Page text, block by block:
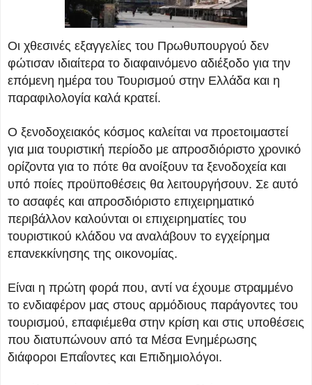
Οι χθεσινές εξαγγελίες του Πρωθυπουργού δεν
φώτισαν ιδιαίτερα το διαφαινόμενο αδιέξοδο για την
επόμενη ημέρα του Τουρισμού στην Ελλάδα και η
παραφιλολογία καλά κρατεί.
Ο ξενοδοχειακός κόσμος καλείται να προετοιμαστεί
για μια τουριστική περίοδο με απροσδιόριστο χρονικό
ορίζοντα για το πότε θα ανοίξουν τα ξενοδοχεία και
υπό ποίες προϋποθέσεις θα λειτουργήσουν. Σε αυτό
το ασαφές και απροσδιόριστο επιχειρηματικό
περιβάλλον καλούνται οι επιχειρηματίες του
τουριστικού κλάδου να αναλάβουν το εγχείρημα
επανεκκίνησης της οικονομίας.
Είναι η πρώτη φορά που, αντί να έχουμε στραμμένο
το ενδιαφέρον μας στους αρμόδιους παράγοντες του
τουρισμού, επαφιέμεθα στην κρίση και στις υποθέσεις
που διατυπώνουν από τα Μέσα Ενημέρωσης
διάφοροι Επαΐοντες και Επιδημιολόγοι.